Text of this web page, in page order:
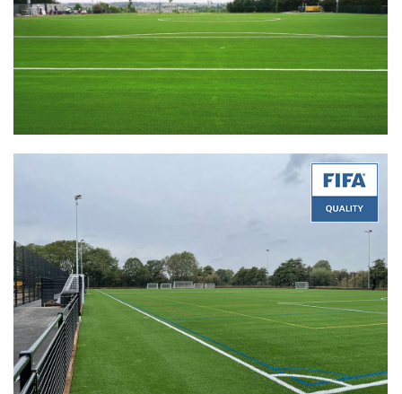
Quality:FIFA Quality
Pride 60-14
12/02/2022
Quality: FIFA Quality
Product:
Stemgrass 60-14 PU